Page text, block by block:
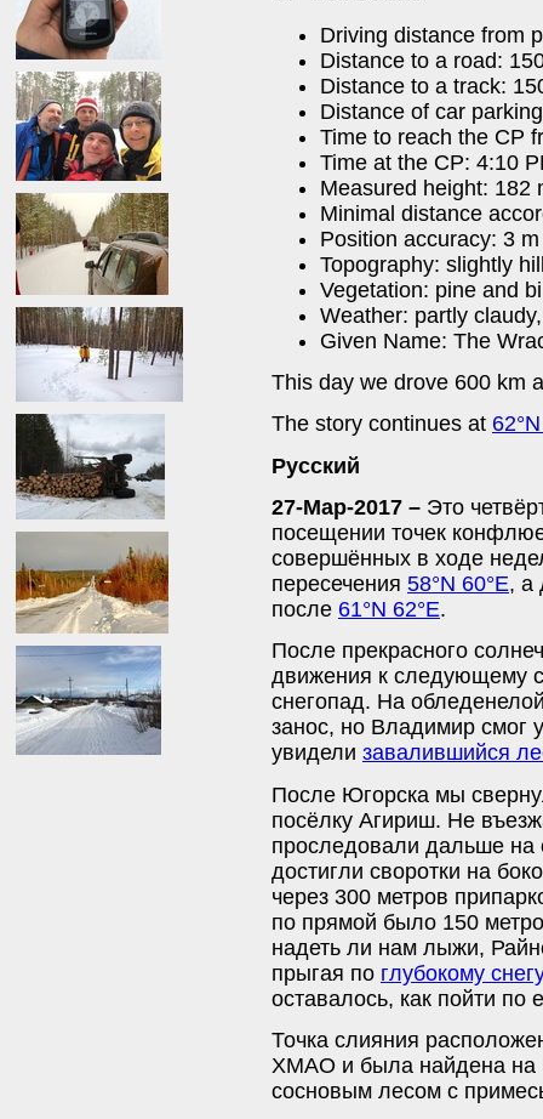
Driving distance from
Distance to a road:
Distance to a track:
Distance of car
Time to reach the CP
Time at the CP: 4:10
Measured height: 182
Minimal distance
Position accuracy: 3 m
Topography: slightly
Vegetation: pine and
Weather: partly
Given Name: The
This day we drove 600 km
The story continues at
Русский
27-Мар-2017 – Это
посещении точек
совершённых в ходе
пересечения 58°N 60°E, а
после 61°N 62°E.
После прекрасного
движения к следующему
снегопад. На
занос, но Владимир смог
увидели завалившийся
После Югорска мы
посёлку Агириш. Не
проследовали дальше на
достигли своротки на
через 300 метров
по прямой было 150
надеть ли нам лыжи,
прыгая по глубокому снегу
оставалось, как пойти
Точка слияния
ХМАО и была найдена на
сосновым лесом с